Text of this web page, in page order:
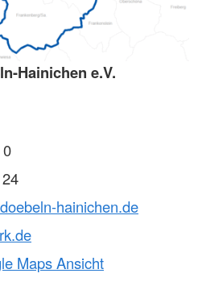
Hainichen e.V.
hainichen.de
Maps Ansicht